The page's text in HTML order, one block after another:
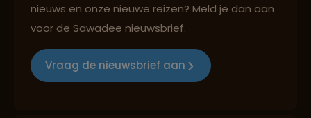
Reizen met oog voor mens, cultuur en milieu
nieuws en onze nieuwe reizen? Meld je dan aan
voor de Sawadee nieuwsbrief.
Vraag de nieuwsbrief aan